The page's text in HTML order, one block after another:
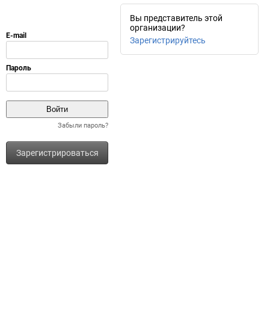
Забыли пароль?
Зарегистрироваться
Вы представитель этой
организации?
Зарегистрируйтесь